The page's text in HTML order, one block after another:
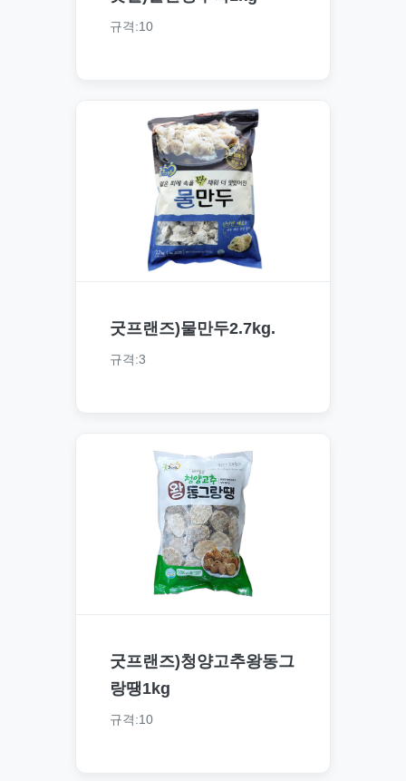
규격:10
굿프랜즈)물만두2.7kg.
규격:3
굿프랜즈)청양고추왕동그
랑땡1kg
규격:10